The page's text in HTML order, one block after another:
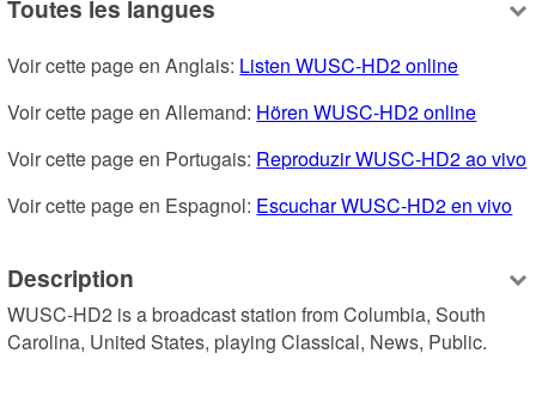
Toutes les langues
Voir cette page en Anglais: Listen WUSC-HD2 online
Voir cette page en Allemand: Hören WUSC-HD2 online
Voir cette page en Portugais: Reproduzir WUSC-HD2 ao vivo
Voir cette page en Espagnol: Escuchar WUSC-HD2 en vivo
Description
WUSC-HD2 is a broadcast station from Columbia, South
Carolina, United States, playing Classical, News, Public.